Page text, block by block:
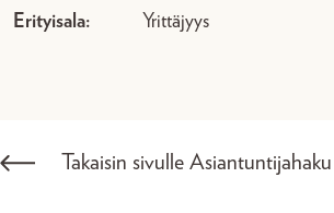
Erityisala: Yrittäjyys
Takaisin sivulle Asiantuntijahaku